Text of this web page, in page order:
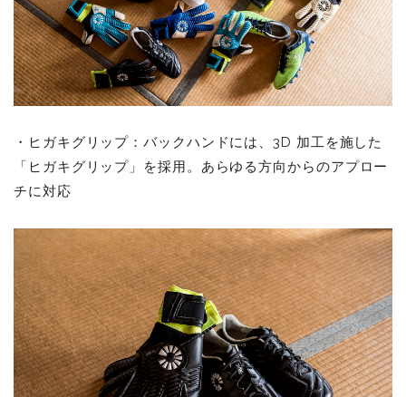
・ヒガキグリップ：バックハンドには、3D 加工を施した
「ヒガキグリップ」を採用。あらゆる方向からのアプロー
チに対応